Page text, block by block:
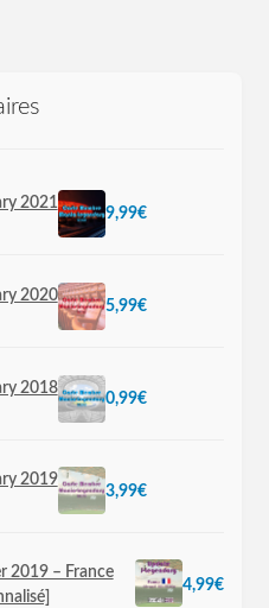
2021
9,99€
2020
5,99€
2018
0,99€
2019
3,99€
2019 – France
4,99€